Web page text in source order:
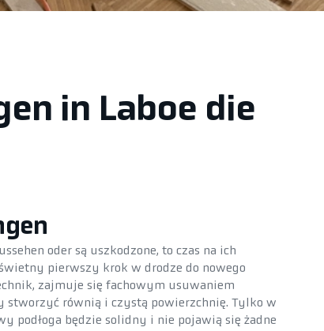
in Laboe die
oder są uszkodzone, to czas na ich
pierwszy krok w drodze do nowego
zajmuje się fachowym usuwaniem
stworzyć równią i czystą powierzchnię. Tylko w
podłoga będzie solidny i nie pojawią się żadne